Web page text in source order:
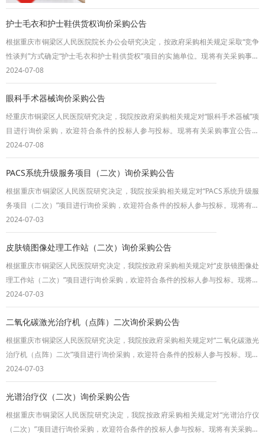
护士毛衣和护士鞋供货权询价采购公告
根据重庆市铜梁区人民医院院长办公会研究决定，按政府采购相关规定采取“竞争
性谈判”方式确定“护士毛衣和护士鞋供货权”项目的实施单位。现将有关采购事宜
公告如下：一、项目采购清单（一）项目名称：护士毛衣和护士鞋供货权；
（二）项目编号：TYC(竞）2024-002（三）供货期限：2年（四）定标办法：最
低评标价法。二、投标人资质（一）投标人具有有效的《营业执照》、《税务登
记证》、《组织机构代码证》或多证合
2024-07-08
眼科手术器械询价采购公告
经重庆市铜梁区人民医院研究决定，我院按政府采购相关规定对“眼科手术器械”项
目进行询价采购，欢迎符合条件的投标人参与投标。现将有关采购事宜公告如
下：一、项目采购清单（一）项目名称：眼科手术器械（二）项目编号：
TYC（询）2024-014（三）项目最高采购限价：6.23万元（四）定标办法：最低
评标价法二、投标人资质（一）投标人具有有效的《营业执照》、《税务登记
证》、《组织机构代码证》或多证合一的《营
2024-07-08
PACS系统升级服务项目（二次）询价采购公告
根据重庆市铜梁区人民医院研究决定，我院按采购相关规定对“PACS系统升级服
务项目（二次）”项目进行询价采购，欢迎符合条件的投标人参与投标。现将有关
采购事宜公告如下：一、项目采购清单（一）项目名称：PACS系统升级服务项目
（二次）（二）项目编号：TYC（询）2024-033（三）项目最高采购限价：48万
元（四）定标办法：最低评标价法。二、投标人资质（一）投标人具有有效的
《营业执照》、《税务登记证》
2024-07-03
皮肤镜图像处理工作站（二次）询价采购公告
根据重庆市铜梁区人民医院研究决定，我院按政府采购相关规定对“皮肤镜图像处
理工作站（二次）”项目进行询价采购，欢迎符合条件的投标人参与投标。现将有
关采购事宜公告如下：一、项目采购清单（一）项目名称：皮肤镜图像处理工作
站（二次）；（二）项目编号：TYC（询）2024-024（三）项目最高采购限价：
24.5万元（四）定标办法：最低评标价法。二、投标人资质1.投标人具有有效的
《营业执照》、《税务登记证》
2024-07-03
二氧化碳激光治疗机（点阵）二次询价采购公告
根据重庆市铜梁区人民医院研究决定，我院按政府采购相关规定对“二氧化碳激光
治疗机（点阵）二次”项目进行询价采购，欢迎符合条件的投标人参与投标。现将
有关采购事宜公告如下：一、项目采购清单（一）项目名称：二氧化碳激光治疗
机（点阵）二次；（二）项目编号：TYC（询）2024-017（三）项目最高采购限
价：29万元（四）定标办法：最低评标价法。二、投标人资质1.投标人具有有效
的《营业执照》、《税务登记证》
2024-07-03
光谱治疗仪（二次）询价采购公告
根据重庆市铜梁区人民医院研究决定，我院按政府采购相关规定对“光谱治疗仪
（二次）”项目进行询价采购，欢迎符合条件的投标人参与投标。现将有关采购事